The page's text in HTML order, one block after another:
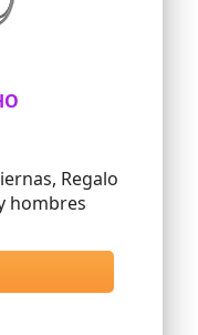
Regalo
hombres